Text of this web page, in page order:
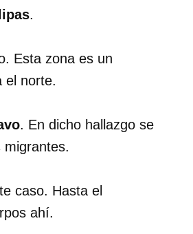
.
Esta zona es un
el norte.
. En dicho hallazgo se
caso. Hasta el
ahí.